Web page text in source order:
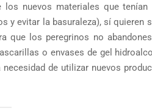
los nuevos materiales que
y evitar la basuraleza), sí quieren
que los peregrinos no
o envases de gel
de utilizar nuevos